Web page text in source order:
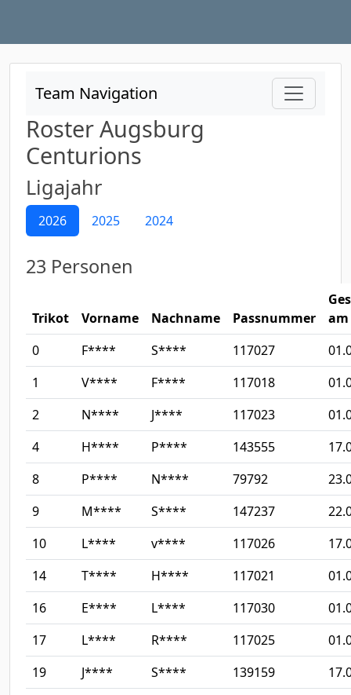
Team Navigation
Roster Augsburg
Centurions
Ligajahr
2026 2025 2024
23 Personen
Trikot Vorname Nachname Passnummer
am
0
F**** S**** 117027
1
V**** F**** 117018
2
N**** J**** 117023
4
H**** P**** 143555
8
P**** N**** 79792
9
M**** S**** 147237
10
L**** v**** 117026
14
T**** H**** 117021
16
E**** L**** 117030
17
L**** R**** 117025
19
J**** S**** 139159